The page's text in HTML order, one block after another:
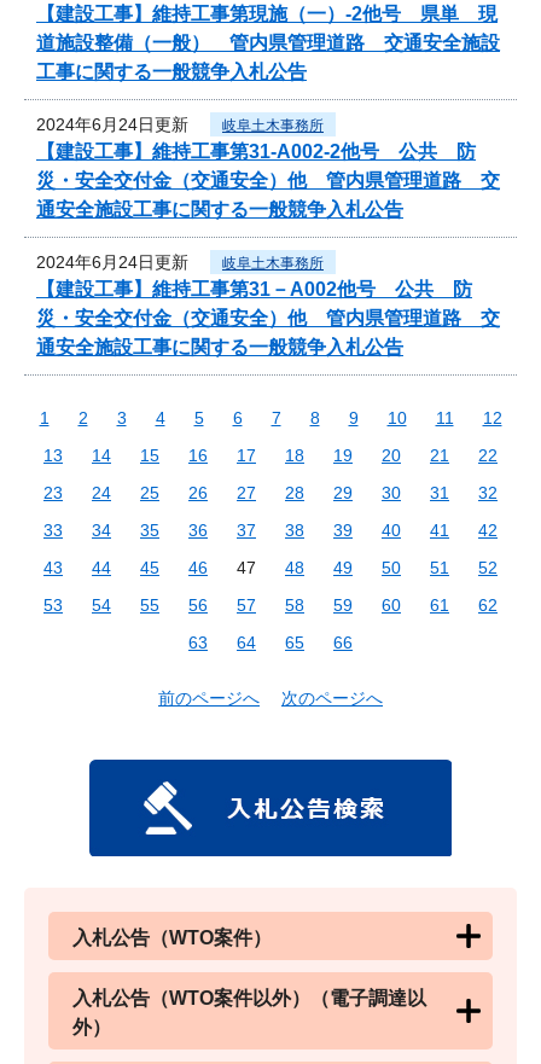
【建設工事】維持工事第現施（一）-2他号 県単 現
道施設整備（一般） 管内県管理道路 交通安全施設
工事に関する一般競争入札公告
2024年6月24日更新 岐阜土木事務所
【建設工事】維持工事第31-A002-2他号 公共 防
災・安全交付金（交通安全）他 管内県管理道路 交
通安全施設工事に関する一般競争入札公告
2024年6月24日更新 岐阜土木事務所
【建設工事】維持工事第31－A002他号 公共 防
災・安全交付金（交通安全）他 管内県管理道路 交
通安全施設工事に関する一般競争入札公告
1 2 3 4 5 6 7 8 9 10 11
12
13
14 15 16 17 18 19 20 21
22
23
24 25 26 27 28 29 30 31
32
33
34 35 36 37 38 39 40 41
42
43
44 45 46 47 48 49 50 51
52
53
54 55 56 57 58 59 60 61
62
63
64 65 66
前のページへ 次のページへ
入札公告（WTO案件）
入札公告（WTO案件以外）（電子調達以
外）